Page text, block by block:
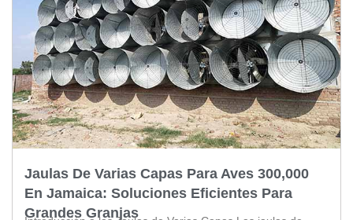
Jaulas De Varias Capas Para Aves 300,000
En Jamaica: Soluciones Eficientes Para
Grandes Granjas